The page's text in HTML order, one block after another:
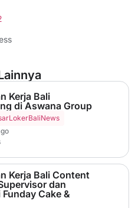
Kerja Bali
di Aswana Group
LokerBaliNews
Kerja Bali Content
dan
Cake &